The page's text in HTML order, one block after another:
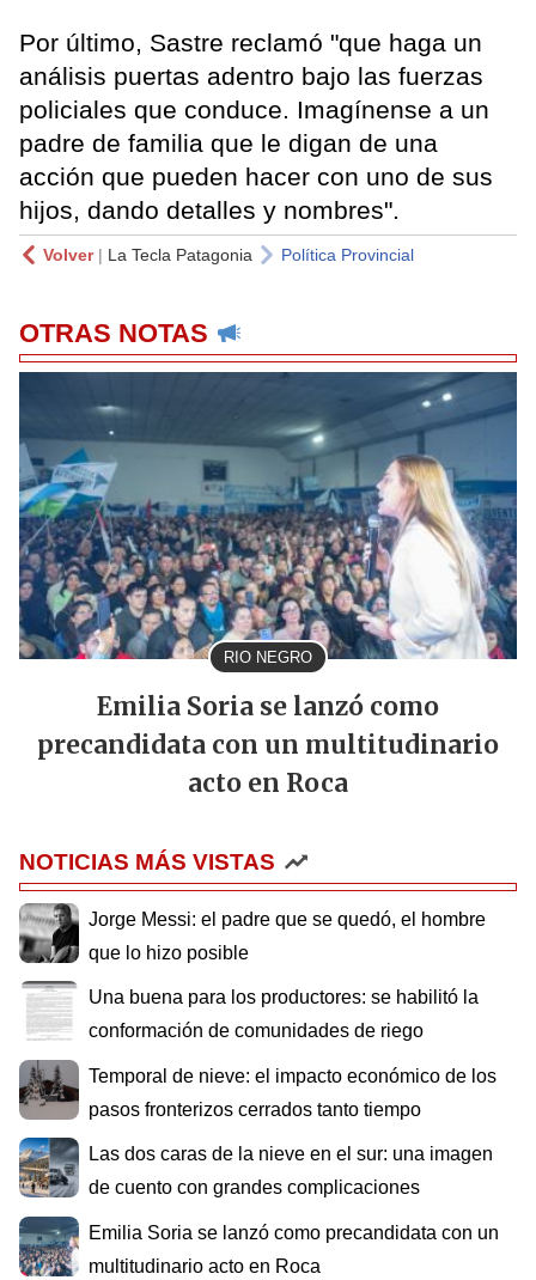
Por último, Sastre reclamó "que haga un
análisis puertas adentro bajo las fuerzas
policiales que conduce. Imagínense a un
padre de familia que le digan de una
acción que pueden hacer con uno de sus
hijos, dando detalles y nombres".
Volver| La Tecla Patagonia Política Provincial
OTRAS NOTAS
RIO NEGRO
Emilia Soria se lanzó como
precandidata con un multitudinario
acto en Roca
NOTICIAS MÁS VISTAS
Jorge Messi: el padre que se quedó, el hombre
que lo hizo posible
Una buena para los productores: se habilitó la
conformación de comunidades de riego
Temporal de nieve: el impacto económico de los
pasos fronterizos cerrados tanto tiempo
Las dos caras de la nieve en el sur: una imagen
de cuento con grandes complicaciones
Emilia Soria se lanzó como precandidata con un
multitudinario acto en Roca